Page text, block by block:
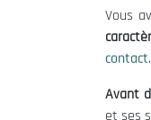
Vous
contact.
Avant
et ses